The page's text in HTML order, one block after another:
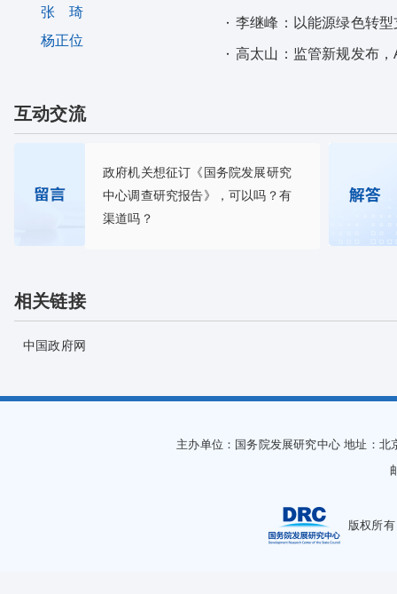
张 琦
杨正位
李继峰：以能源绿色转
高太山：监管新规发布
互动交流
政府机关想征订《国务院发展研究
中心调查研究报告》，可以吗？有
渠道吗？
相关链接
中国政府网
主办单位：国务院发展研究中心 地址：北
版权所有